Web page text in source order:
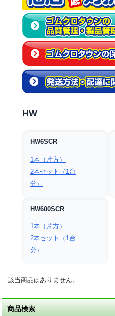
HW
HW6SCR
1本（片方）
2本セット（1台
分）
HW600SCR
1本（片方）
2本セット（1台
分）
該当商品はありません。
商品検索